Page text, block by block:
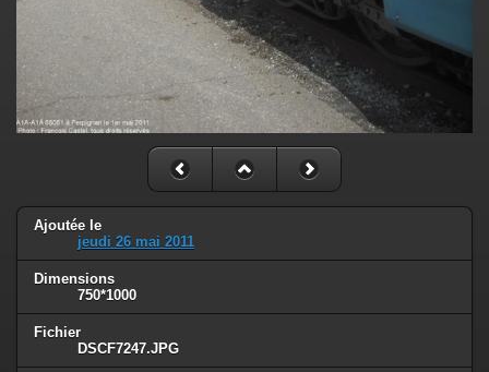
Ajoutée le
jeudi 26 mai 2011
Dimensions
750*1000
Fichier
DSCF7247.JPG